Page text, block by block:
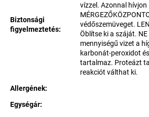
Biztonsági
figyelmeztetés:
vízzel. Azonnal hívjon
védőszemüveget.
Öblítse ki a száját.
mennyiségű vizet a
karbonát-peroxidot
tartalmaz. Proteázt
reakciót válthat ki.
Allergének:
Egységár: